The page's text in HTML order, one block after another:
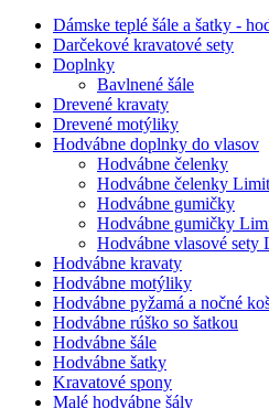
Dámske teplé šále a šatky -
Darčekové kravatové sety
Doplnky
Bavlnené šále
Drevené kravaty
Drevené motýliky
Hodvábne doplnky do vlasov
Hodvábne čelenky
Hodvábne čelenky
Hodvábne gumičky
Hodvábne gumičky
Hodvábne vlasové sety
Hodvábne kravaty
Hodvábne motýliky
Hodvábne pyžamá a nočné
Hodvábne rúško so šatkou
Hodvábne šále
Hodvábne šatky
Kravatové spony
Malé hodvábne šály